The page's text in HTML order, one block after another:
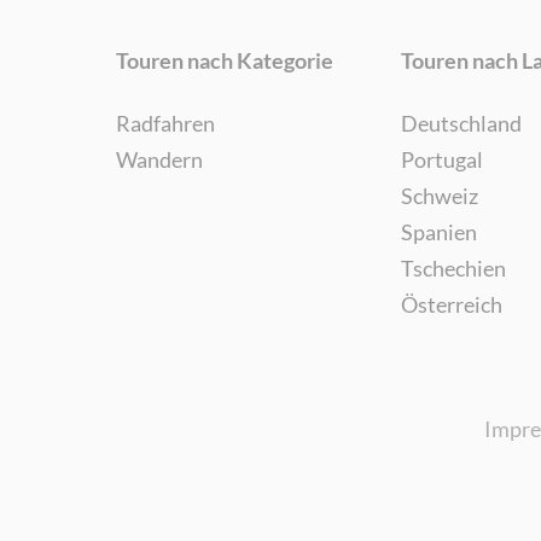
Touren nach Kategorie
Radfahren
Wandern
Touren nach
Deutschland
Portugal
Schweiz
Spanien
Tschechien
Österreich